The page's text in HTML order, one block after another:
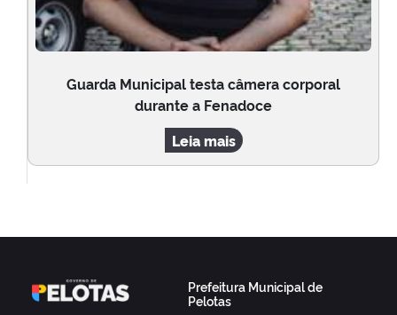
Guarda Municipal testa câmera corporal
durante a Fenadoce
Leia mais
Prefeitura Municipal de
Pelotas